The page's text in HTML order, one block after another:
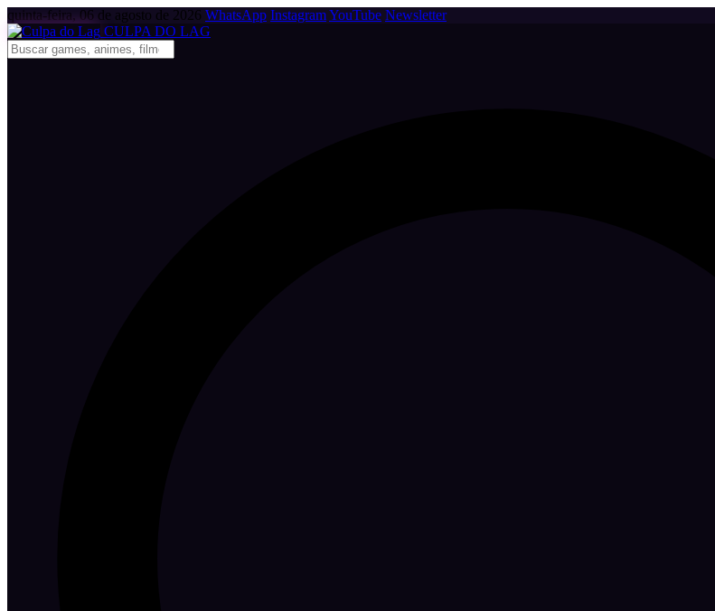
quinta-feira, 06 de agosto de 2026 WhatsApp InstagramYouTube Newsletter
CULPA DO LAG